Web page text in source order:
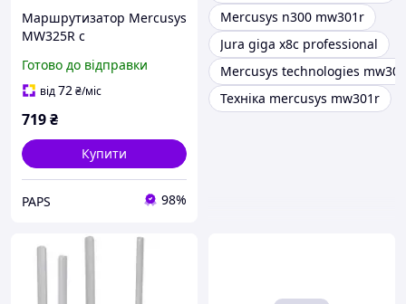
Маршрутизатор Mercusys
MW325R c
Готово до відправки
від72₴/міс
719₴
Купити
PAPS 98%
Mercusys n300 mw301r
Jura giga x8c professional
Mercusys technologies
Техніка mercusys mw301r